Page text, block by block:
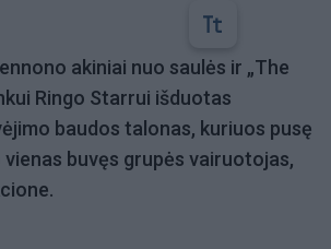
akiniai nuo saulės ir „The
Ringo Starrui išduotas
baudos talonas, kuriuos pusę
buvęs grupės vairuotojas,